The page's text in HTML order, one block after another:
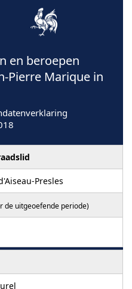
en beroepen
Pierre Marique in
Presles
de uitgeoefende periode)